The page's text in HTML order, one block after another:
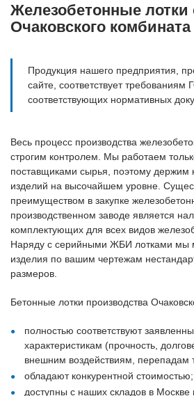
Железобетонные лотки
Очаковского
Продукция нашего предприятия,
сайте, соответствует требованиям
соответствующих нормативных
Весь процесс производства
строгим контролем. Мы работаем
поставщиками сырья, поэтому держим
изделий на высочайшем уровне.
преимуществом в закупке
производственном заводе является
комплектующих для всех видов
Наряду с серийными ЖБИ лотками мы
изделия по вашим чертежам
размеров.
Бетонные лотки производства
полностью соответствуют
характеристикам (прочность,
внешним воздействиям, перепадам
обладают конкурентной стоимостью;
доступны с наших складов в Москве